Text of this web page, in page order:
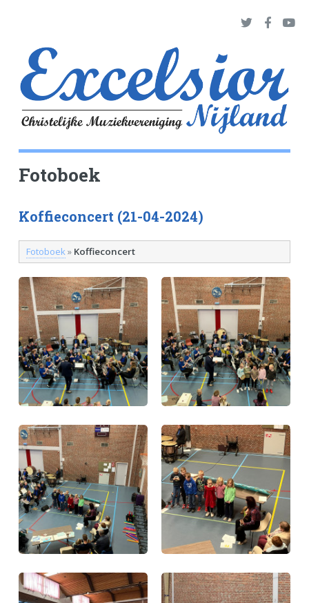
Fotoboek
Koffieconcert (21-04-2024)
Fotoboek» Koffieconcert